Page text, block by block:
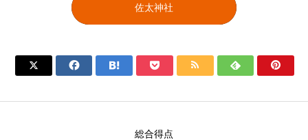
佐太神社
      
総合得点